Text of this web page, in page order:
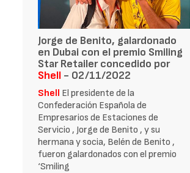
Jorge de Benito, galardonado
en Dubai con el premio Smiling
Star Retailer concedido por
Shell - 02/11/2022
Shell El presidente de la
Confederación Española de
Empresarios de Estaciones de
Servicio , Jorge de Benito , y su
hermana y socia, Belén de Benito ,
fueron galardonados con el premio
‘Smiling